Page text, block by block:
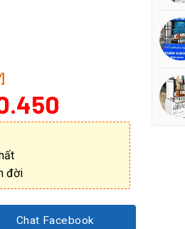
đời
Chat Facebook